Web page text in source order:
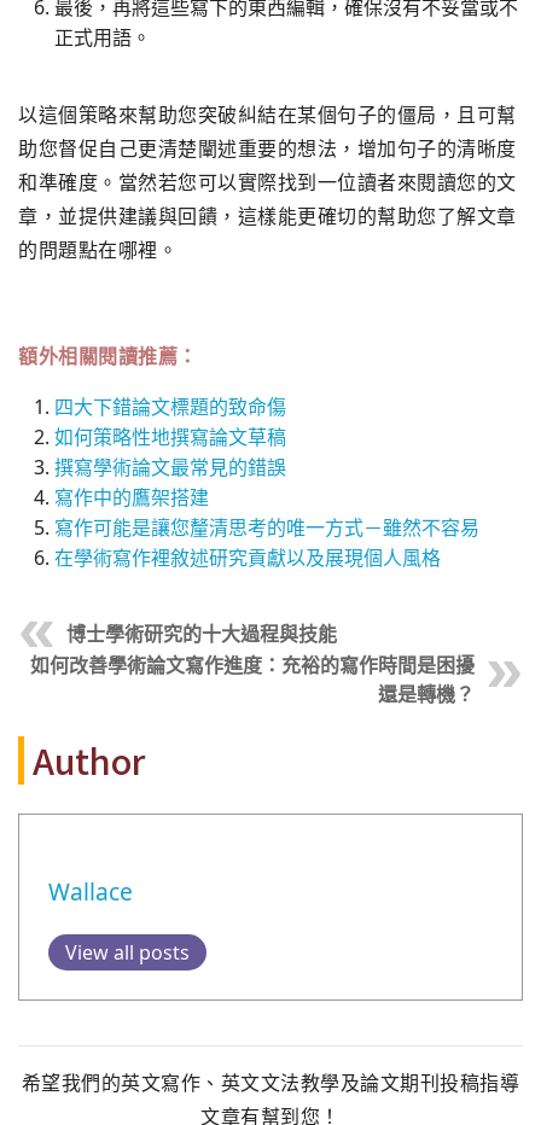
最後，再將這些寫下的東西編輯，確保沒有不妥當或不
正式用語。
以這個策略來幫助您突破糾結在某個句子的僵局， 且可幫
助您督促自己更清楚闡述重要的想法， 增加句子的清晰度
和準確度。 當然若您可以實際找到一位讀者來閱讀您的文
章， 並提供建議與回饋， 這樣能更確切的幫助您了解文章
的問題點在哪裡。
額外相關閱讀推薦：
四大下錯論文標題的致命傷
如何策略性地撰寫論文草稿
撰寫學術論文最常見的錯誤
寫作中的鷹架搭建
寫作可能是讓您釐清思考的唯一方式－雖然不容易
在學術寫作裡敘述研究貢獻以及展現個人風格
博士學術研究的十大過程與技能
如何改善學術論文寫作進度：充裕的寫作時間是困擾
還是轉機？
Author
Wallace
View all posts
希望我們的英文寫作、英文文法教學及論文期刊投稿指導
文章有幫到您！